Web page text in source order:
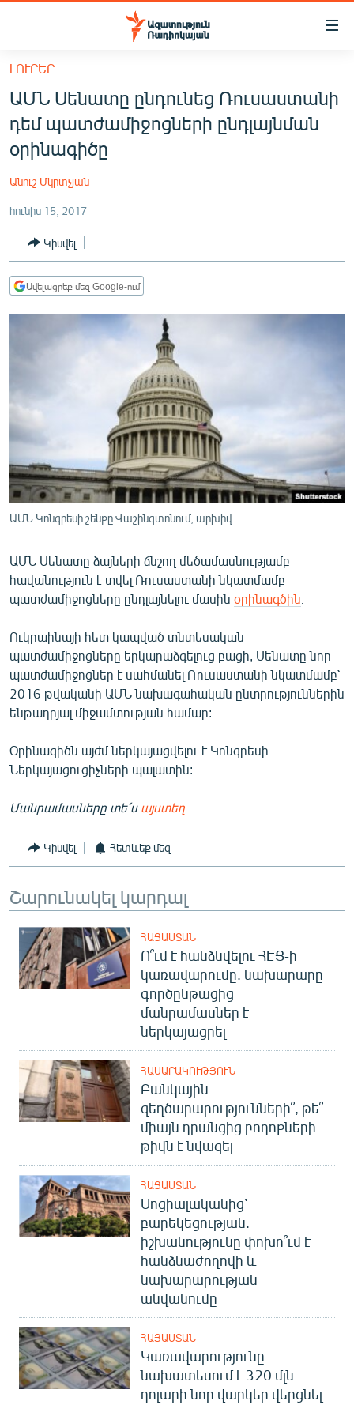
Մատչելիության
հիմնական
բովանդակությանը
Անցնել
հիմնական
մենյուին
ՔԱՂԱՔԱԿԱՆ
ՏՆՏԵՍՈՒԹՅՈՒՆ
ՂԱՐԱԲԱՂ
ՏԱՐԱԾԱՇՐՋԱՆ
ՄՇԱԿՈՒՅԹ
ՍՊՈՐՏ
ՄԵԿՆԱԲԱՆՈՒԹՅՈՒՆ
ՏՏ ԵՒ ԻՆՏԵՐՆԵՏ
ՏԵՍԱՆՅՈՒԹԵՐ
ԲԱՆԱՎԵՃ
ՓՈԴՔԱՍԹ
Հայերեն
English
Русский
«Ազատության» բոլոր կայքերը
ԼՈՒՐԵՐ
ԱՄՆ Սենատը ընդունեց Ռուսաստանի
դեմ պատժամիջոցների ընդլայնման
օրինագիծը
Անուշ Մկրտչյան
հունիս 15, 2017
Կիսվել
Ավելացրեք մեզ Google-ում
ԱՄՆ Կոնգրեսի շենքը Վաշինգտոնում, արխիվ
ԱՄՆ Սենատը ձայների ճնշող մեծամասնությամբ
հավանություն է տվել Ռուսաստանի նկատմամբ
պատժամիջոցները ընդլայնելու մասին օրինագծին։
Ուկրաինայի հետ կապված տնտեսական
պատժամիջոցները երկարաձգելուց բացի, Սենատը նոր
պատժամիջոցներ է սահմանել Ռուսաստանի նկատմամբ՝
2016 թվականի ԱՄՆ նախագահական ընտրություններին
ենթադրյալ միջամտության համար:
Օրինագիծն այժմ ներկայացվելու է Կոնգրեսի
Ներկայացուցիչների պալատին:
Մանրամասները տե՛ս այստեղ
Կիսվել Հետևեք մեզ
Շարունակել կարդալ
ՀԱՅԱՍՏԱՆ
Ո՞ւմ է հանձնվելու ՀԷՑ-ի
կառավարումը. նախարարը
գործընթացից
մանրամասներ է
ներկայացրել
ՀԱՍԱՐԱԿՈՒԹՅՈՒՆ
Բանկային
զեղծարարությունների՞, թե՞
միայն դրանցից բողոքների
թիվն է նվազել
ՀԱՅԱՍՏԱՆ
Սոցիալականից՝
բարեկեցության.
իշխանությունը փոխո՞ւմ է
հանձնաժողովի և
նախարարության
անվանումը
ՀԱՅԱՍՏԱՆ
Կառավարությունը
նախատեսում է 320 մլն
դոլարի նոր վարկեր վերցնել